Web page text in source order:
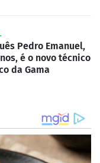
Pedro Emanuel,
é o novo técnico
da Gama